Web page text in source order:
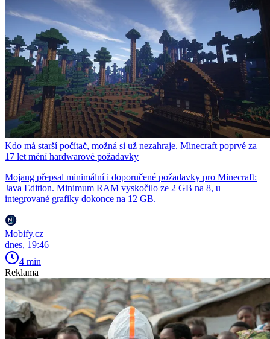
Kdo má starší počítač, možná si už nezahraje. Minecraft poprvé za
17 let mění hardwarové požadavky
Mojang přepsal minimální i doporučené požadavky pro Minecraft:
Java Edition. Minimum RAM vyskočilo ze 2 GB na 8, u
integrované grafiky dokonce na 12 GB.
Mobify.cz
dnes, 19:46
4 min
Reklama